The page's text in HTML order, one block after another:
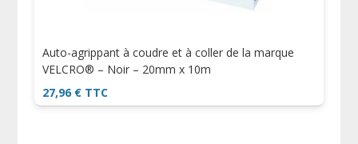
Auto-agrippant à coudre et à coller de la marque
VELCRO® – Noir – 20mm x 10m
27,96 € TTC